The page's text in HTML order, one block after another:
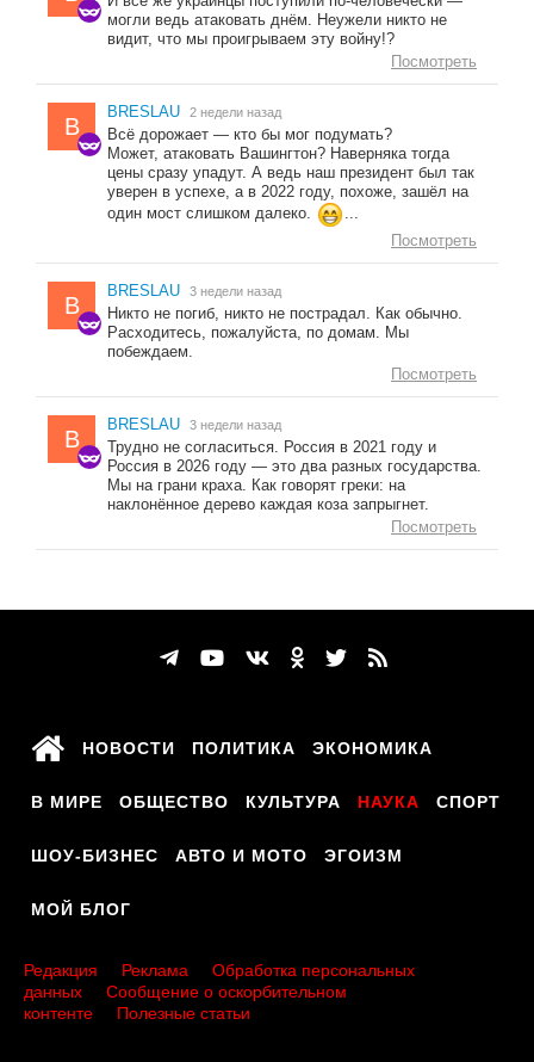
могли ведь атаковать днём. Неужели никто не
видит, что мы проигрываем эту войну!?
Посмотреть
B
BRESLAU 2 недели назад
Всё дорожает — кто бы мог подумать?
Может, атаковать Вашингтон? Наверняка тогда
цены сразу упадут. А ведь наш президент был так
уверен в успехе, а в 2022 году, похоже, зашёл на
один мост слишком далеко.
...
Посмотреть
B
BRESLAU 3 недели назад
Никто не погиб, никто не пострадал. Как обычно.
Расходитесь, пожалуйста, по домам. Мы
побеждаем.
Посмотреть
B
BRESLAU 3 недели назад
Трудно не согласиться. Россия в 2021 году и
Россия в 2026 году — это два разных государства.
Мы на грани краха. Как говорят греки: на
наклонённое дерево каждая коза запрыгнет.
Посмотреть
НОВОСТИ ПОЛИТИКА ЭКОНОМИКА
В МИРЕ ОБЩЕСТВО КУЛЬТУРА НАУКА СПОРТ
ШОУ-БИЗНЕС АВТО И МОТО ЭГОИЗМ
МОЙ БЛОГ
Редакция Реклама
Обработка персональных
данных
Сообщение о оскорбительном
контенте
Полезные статьи